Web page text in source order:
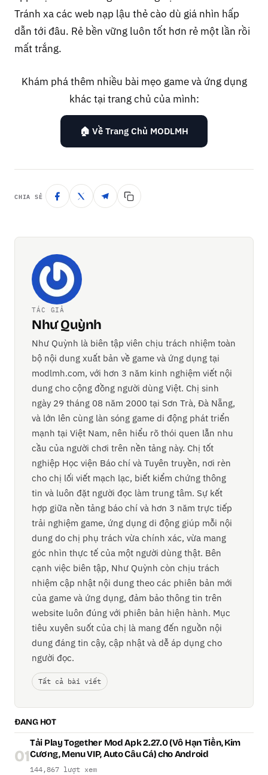
Tránh xa các web nạp lậu thẻ cào dù giá nhìn hấp
dẫn tới đâu. Rẻ bền vững luôn tốt hơn rẻ một lần rồi
mất trắng.
Khám phá thêm nhiều bài mẹo game và ứng dụng
khác tại trang chủ của mình:
🏠 Về Trang Chủ MODLMH
CHIA SẺ
TÁC GIẢ
Như Quỳnh
Như Quỳnh là biên tập viên chịu trách nhiệm toàn
bộ nội dung xuất bản về game và ứng dụng tại
modlmh.com, với hơn 3 năm kinh nghiệm viết nội
dung cho cộng đồng người dùng Việt. Chị sinh
ngày 29 tháng 08 năm 2000 tại Sơn Trà, Đà Nẵng,
và lớn lên cùng làn sóng game di động phát triển
mạnh tại Việt Nam, nên hiểu rõ thói quen lẫn nhu
cầu của người chơi trên nền tảng này. Chị tốt
nghiệp Học viện Báo chí và Tuyên truyền, nơi rèn
cho chị lối viết mạch lạc, biết kiểm chứng thông
tin và luôn đặt người đọc làm trung tâm. Sự kết
hợp giữa nền tảng báo chí và hơn 3 năm trực tiếp
trải nghiệm game, ứng dụng di động giúp mỗi nội
dung do chị phụ trách vừa chính xác, vừa mang
góc nhìn thực tế của một người dùng thật. Bên
cạnh việc biên tập, Như Quỳnh còn chịu trách
nhiệm cập nhật nội dung theo các phiên bản mới
của game và ứng dụng, đảm bảo thông tin trên
website luôn đúng với phiên bản hiện hành. Mục
tiêu xuyên suốt của chị là mang đến nguồn nội
dung đáng tin cậy, cập nhật và dễ áp dụng cho
người đọc.
Tất cả bài viết
ĐANG HOT
01
Tải Play Together Mod Apk 2.27.0 (Vô Hạn Tiền, Kim
Cương, Menu VIP, Auto Câu Cá) cho Android
144,867 lượt xem